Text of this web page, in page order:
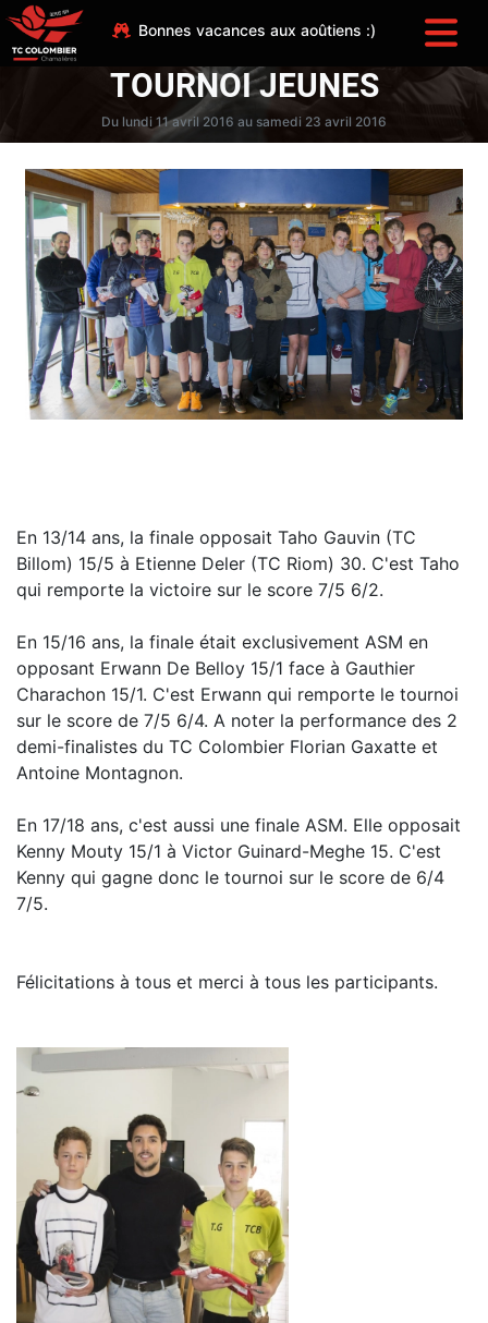
Bonnes vacances aux aoûtiens :)
TOURNOI JEUNES
Du lundi 11 avril 2016 au samedi 23 avril 2016
En 13/14 ans, la finale opposait Taho Gauvin (TC
Billom) 15/5 à Etienne Deler (TC Riom) 30. C'est Taho
qui remporte la victoire sur le score 7/5 6/2.
En 15/16 ans, la finale était exclusivement ASM en
opposant Erwann De Belloy 15/1 face à Gauthier
Charachon 15/1. C'est Erwann qui remporte le tournoi
sur le score de 7/5 6/4. A noter la performance des 2
demi-finalistes du TC Colombier Florian Gaxatte et
Antoine Montagnon.
En 17/18 ans, c'est aussi une finale ASM. Elle opposait
Kenny Mouty 15/1 à Victor Guinard-Meghe 15. C'est
Kenny qui gagne donc le tournoi sur le score de 6/4
7/5.
Félicitations à tous et merci à tous les participants.